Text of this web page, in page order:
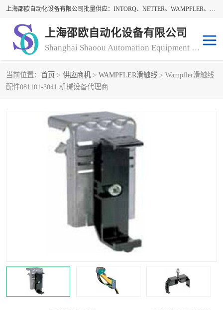
上海邵欧自动化设备有限公司批量供应：INTORQ、NETTER、WAMPFLER、WARNER、WICHITA、三菱离合器、warner离合器、NETTER振动器、WAMPFLER滑触线。上海邵欧自动化设备有限公司提供创新技术与产品解决方案，让客户享有高性价比，优质的产品和服务，我们坚持以持续技术和服务创新为客户不断创造价值。欢迎来电咨询！
上海邵欧自动化设备有限公司
Shanghai Shaoou Automation Equipment Co., Ltd
当前位置： 首页 > 供应商机 > WAMPFLER滑触线 > Wampfler滑触线
配件081101-3041 机械设备代理商
warner离合器
三菱离合器
DAYTON
carlson制动器
STEARNS制动器
WICHITA Cleveland 张力控制器